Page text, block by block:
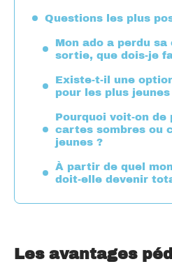
Questions les plus
Mon ado a perdu sa
sortie, que dois-je
Existe-t-il une
pour les plus jeunes
Pourquoi voit-on de
cartes sombres ou
jeunes ?
À partir de quel
doit-elle devenir
Les avantages